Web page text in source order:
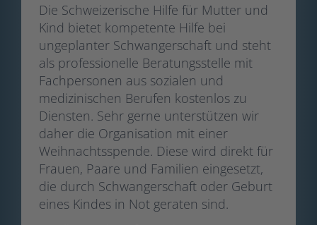
Die Schweizerische Hilfe für Mutter und
Kind bietet kompetente Hilfe bei
ungeplanter Schwangerschaft und steht
als professionelle Beratungsstelle mit
Fachpersonen aus sozialen und
medizinischen Berufen kostenlos zu
Diensten. Sehr gerne unterstützen wir
daher die Organisation mit einer
Weihnachtsspende. Diese wird direkt für
Frauen, Paare und Familien eingesetzt,
die durch Schwangerschaft oder Geburt
eines Kindes in Not geraten sind.